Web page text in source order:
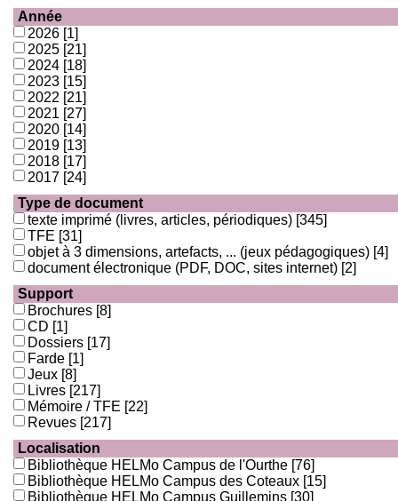
Année
2026 [1]
2025 [21]
2024 [18]
2023 [15]
2022 [21]
2021 [27]
2020 [14]
2019 [13]
2018 [17]
2017 [24]
Type de document
texte imprimé (livres, articles, périodiques) [345]
TFE [31]
objet à 3 dimensions, artefacts, ... (jeux pédagogiques) [4]
document électronique (PDF, DOC, sites internet) [2]
Support
Brochures [8]
CD [1]
Dossiers [17]
Farde [1]
Jeux [8]
Livres [217]
Mémoire / TFE [22]
Revues [217]
Localisation
Bibliothèque HELMo Campus de l'Ourthe [76]
Bibliothèque HELMo Campus des Coteaux [15]
Bibliothèque HELMo Campus Guillemins [30]